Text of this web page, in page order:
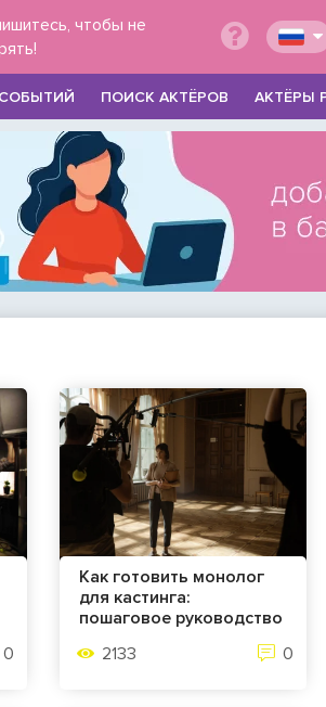
чтобы не
ПОИСК АКТЁРОВ АКТЁРЫ
0
Как готовить монолог
для кастинга:
пошаговое руководство
2133
0